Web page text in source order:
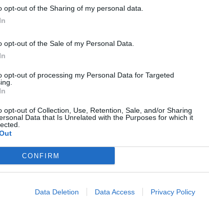
opt-out of the Sharing of my personal data.
opt-out of the Sale of my Personal Data.
opt-out of processing my Personal Data for Targeted
opt-out of Collection, Use, Retention, Sale, and/or Sharing
Data that Is Unrelated with the Purposes for which it
CONFIRM
Data Deletion Data Access Privacy Policy
Demokrati Dick
Jimmie Åkesson
LagarMichael
Silventoinen Petter Inedahl